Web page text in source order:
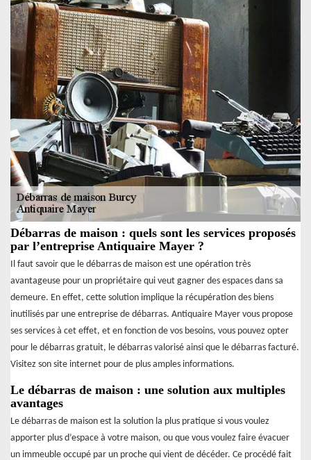
Débarras de maison : quels sont les services proposés
par l’entreprise Antiquaire Mayer ?
Il faut savoir que le débarras de maison est une opération très
avantageuse pour un propriétaire qui veut gagner des espaces dans sa
demeure. En effet, cette solution implique la récupération des biens
inutilisés par une entreprise de débarras. Antiquaire Mayer vous propose
ses services à cet effet, et en fonction de vos besoins, vous pouvez opter
pour le débarras gratuit, le débarras valorisé ainsi que le débarras facturé.
Visitez son site internet pour de plus amples informations.
Le débarras de maison : une solution aux multiples
avantages
Le débarras de maison est la solution la plus pratique si vous voulez
apporter plus d’espace à votre maison, ou que vous voulez faire évacuer
un immeuble occupé par un proche qui vient de décéder. Ce procédé fait